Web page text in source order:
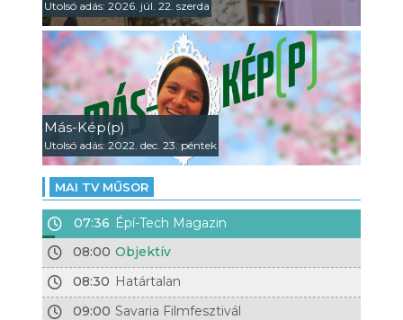
Utolsó adás: 2026. júl. 22. szerda
Más-Kép(p)
Utolsó adás: 2022. dec. 23. péntek
MAI TV MŰSOR
07:36 Épí-Tech Magazin
08:00 Objektív
08:30 Határtalan
09:00 Savaria Filmfesztivál